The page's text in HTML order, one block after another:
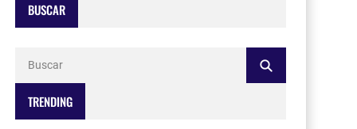
BUSCAR
TRENDING